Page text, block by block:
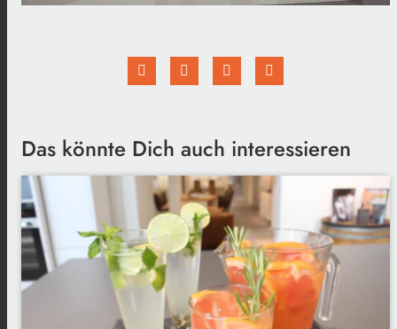
Das könnte Dich auch interessieren